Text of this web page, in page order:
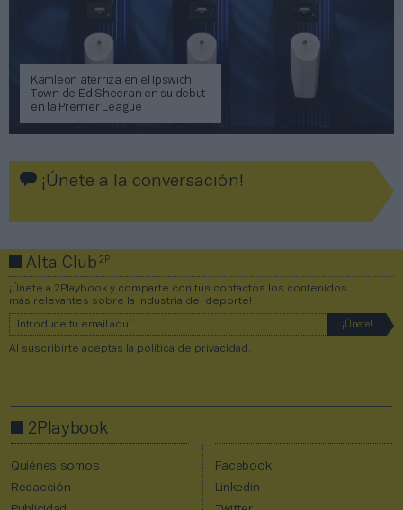
Kamleon aterriza en el Ipswich
Town de Ed Sheeran en su debut
en la Premier League
¡Únete a la conversación!
Alta Club2P
¡Únete a 2Playbook y comparte con tus contactos los contenidos
más relevantes sobre la industria del deporte!
Al suscribirte aceptas la política de privacidad
2Playbook
Quiénes somos
Redacción
Facebook
Linkedin